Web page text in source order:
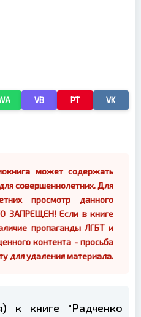
VB PT VK
может содержать
совершеннолетних. Для
просмотр данного
ЗАПРЕЩЕН! Если в книге
пропаганды ЛГБТ и
контента - просьба
для удаления материала.
к книге "Радченко